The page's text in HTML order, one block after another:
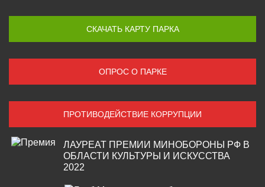
СКАЧАТЬ КАРТУ ПАРКА
ОПРОС О ПАРКЕ
ПРОТИВОДЕЙСТВИЕ КОРРУПЦИИ
ЛАУРЕАТ ПРЕМИИ МИНОБОРОНЫ РФ В
ОБЛАСТИ КУЛЬТУРЫ И ИСКУССТВА
2022